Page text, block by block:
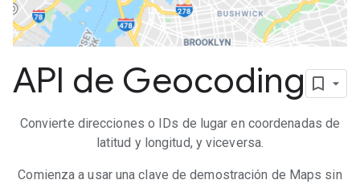
API de Geocoding
Convierte direcciones o IDs de lugar en coordenadas de
latitud y longitud, y viceversa.
Comienza a usar una clave de demostración de Maps sin